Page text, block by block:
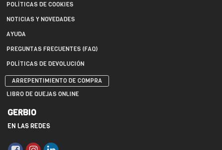
POLÍTICAS DE COOKIES
NOTICIAS Y NOVEDADES
AYUDA
PREGUNTAS FRECUENTES (FAQ)
POLÍTICAS DE DEVOLUCIÓN
ARREPENTIMIENTO DE COMPRA
LIBRO DE QUEJAS ONLINE
GERBIO
EN LAS REDES